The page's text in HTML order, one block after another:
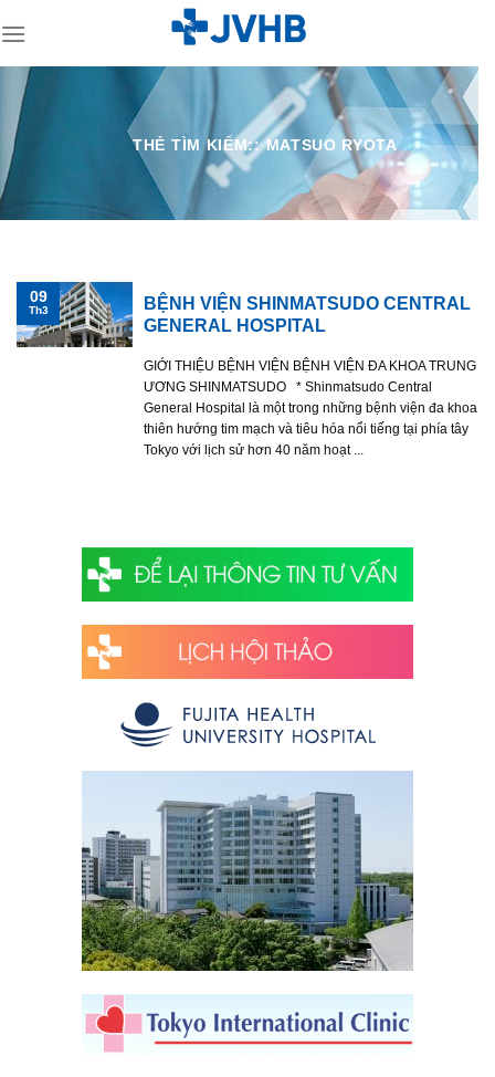
to
content
THẺ TÌM KIẾM::MATSUO RYOTA
BỆNH VIỆN SHINMATSUDO CENTRAL
GENERAL HOSPITAL
GIỚI THIỆU BỆNH VIỆN BỆNH VIỆN ĐA KHOA TRUNG
ƯƠNG SHINMATSUDO * Shinmatsudo Central
General Hospital là một trong những bệnh viện đa khoa
thiên hướng tim mạch và tiêu hóa nổi tiếng tại phía tây
Tokyo với lịch sử hơn 40 năm hoạt ...
09
Th3